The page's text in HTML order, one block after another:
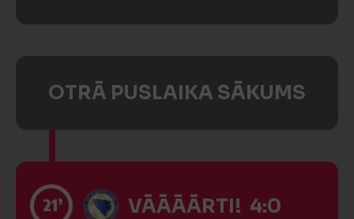
OTRĀ PUSLAIKA SĀKUMS
21’ VĀĀĀĀRTI! 4:0